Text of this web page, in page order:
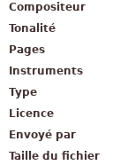
Compositeur
Tonalité
Pages
Instruments
Type
Licence
Envoyé par
Taille du fichier